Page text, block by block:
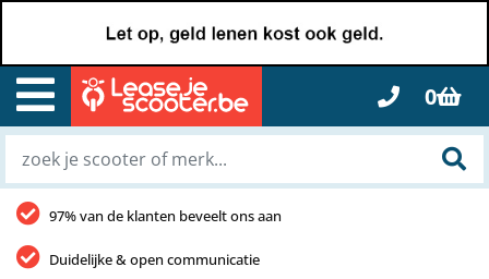
0
97% van de klanten beveelt ons aan
Duidelijke & open communicatie